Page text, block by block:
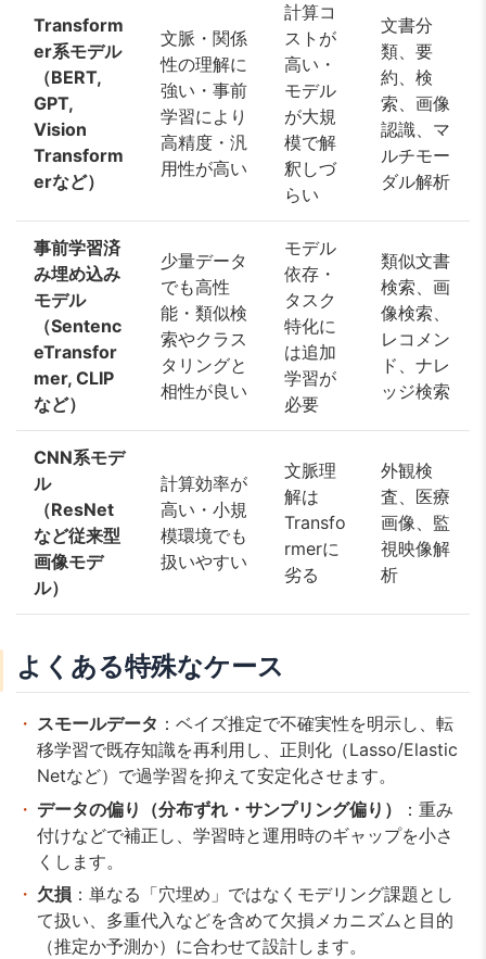
Transform
er系モデル
（BERT,
GPT,
Vision
Transform
erなど）
文脈・関係
性の理解に
強い・事前
学習により
高精度・汎
用性が高い
計算コ
ストが
高い・
モデル
が大規
模で解
釈しづ
らい
文書分
類、要
約、検
索、画像
認識、マ
ルチモー
ダル解析
事前学習済
み埋め込み
モデル
（Sentenc
eTransfor
mer, CLIP
など）
少量データ
でも高性
能・類似検
索やクラス
タリングと
相性が良い
モデル
依存・
タスク
特化に
は追加
学習が
必要
類似文書
検索、画
像検索、
レコメン
ド、ナレ
ッジ検索
CNN系モデ
ル
（ResNet
など従来型
画像モデ
ル）
計算効率が
高い・小規
模環境でも
扱いやすい
文脈理
解は
Transfo
rmerに
劣る
外観検
査、医療
画像、監
視映像解
析
よくある特殊なケース
スモールデータ ：ベイズ推定で不確実性を明示し、転
移学習で既存知識を再利用し、正則化（Lasso/Elastic
Netなど）で過学習を抑えて安定化させます。
データの偏り（分布ずれ・サンプリング偏り）
：重み
付けなどで補正し、学習時と運用時のギャップを小さ
くします。
欠損 ：単なる「穴埋め」ではなくモデリング課題とし
て扱い、多重代入などを含めて欠損メカニズムと目的
（推定か予測か）に合わせて設計します。